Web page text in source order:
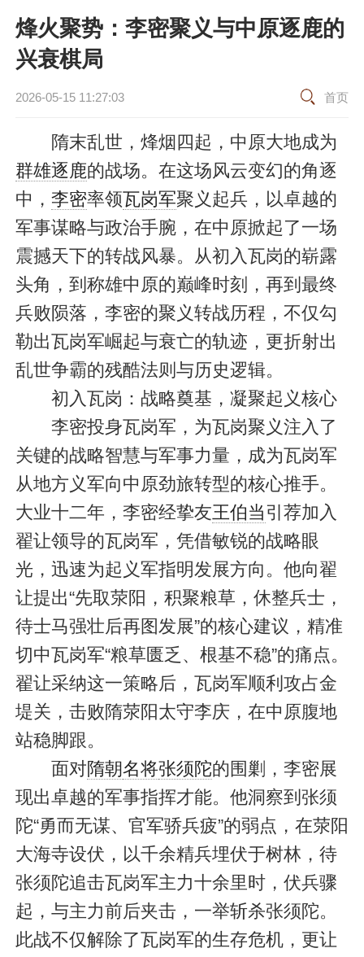
烽火聚势：李密聚义与中原逐鹿的
兴衰棋局
2026-05-15 11:27:03 首页
隋末乱世，烽烟四起，中原大地成为
群雄逐鹿的战场。在这场风云变幻的角逐
中， 李密率领瓦岗军聚义起兵，以卓越的
军事谋略与政治手腕，在中原掀起了一场
震撼天下的转战风暴。从初入瓦岗的崭露
头角，到称雄中原的巅峰时刻，再到最终
兵败陨落，李密的聚义转战历程，不仅勾
勒出瓦岗军崛起与衰亡的轨迹，更折射出
乱世争霸的残酷法则与历史逻辑。
初入瓦岗：战略奠基，凝聚起义核心
李密投身瓦岗军，为瓦岗聚义注入了
关键的战略智慧与军事力量，成为瓦岗军
从地方义军向中原劲旅转型的核心推手。
大业十二年，李密经挚友王伯当引荐加入
翟让领导的瓦岗军，凭借敏锐的战略眼
光，迅速为起义军指明发展方向。他向翟
让提出“先取荥阳，积聚粮草，休整兵士，
待士马强壮后再图发展”的核心建议，精准
切中瓦岗军“粮草匮乏、根基不稳”的痛点。
翟让采纳这一策略后，瓦岗军顺利攻占金
堤关，击败隋荥阳太守李庆，在中原腹地
站稳脚跟。
面对隋朝名将张须陀的围剿，李密展
现出卓越的军事指挥才能。他洞察到张须
陀“勇而无谋、官军骄兵疲”的弱点，在荥阳
大海寺设伏，以千余精兵埋伏于树林，待
张须陀追击瓦岗军主力十余里时，伏兵骤
起，与主力前后夹击，一举斩杀张须陀。
此战不仅解除了瓦岗军的生存危机，更让